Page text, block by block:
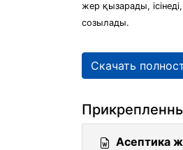
жер қызарады,
созылады.
Скачать
Асептика